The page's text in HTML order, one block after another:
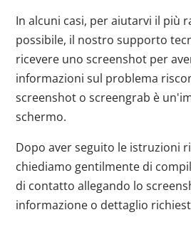
In alcuni casi, per aiutarvi il più
possibile, il nostro supporto
ricevere uno screenshot per
informazioni sul problema
screenshot o screengrab è
schermo.
Dopo aver seguito le istruzioni
chiediamo gentilmente di
di contatto allegando lo
informazione o dettaglio